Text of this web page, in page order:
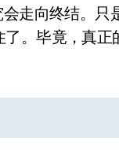
走向终结。
。毕竟，真正